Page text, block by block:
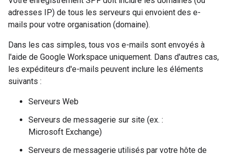
adresses IP) de tous les serveurs qui envoient des e-
mails pour votre organisation (domaine).
Dans les cas simples, tous vos e-mails sont envoyés à
l'aide de Google Workspace uniquement. Dans d'autres cas,
les expéditeurs d'e-mails peuvent inclure les éléments
suivants :
Serveurs Web
Serveurs de messagerie sur site (ex. :
Microsoft Exchange)
Serveurs de messagerie utilisés par votre hôte de